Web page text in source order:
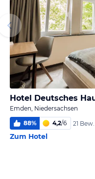
Hotel Deutsches
Emden, Niedersachsen
88% 4,2/6 21 Bew.
Zum Hotel